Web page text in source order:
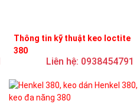
Thông tin kỹ thuật keo loctite
380
Liên hệ: 0938454791